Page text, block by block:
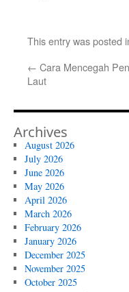
This entry was posted
← Cara Mencegah
Laut
Archives
August 2026
July 2026
June 2026
May 2026
April 2026
March 2026
February 2026
January 2026
December 2025
November 2025
October 2025